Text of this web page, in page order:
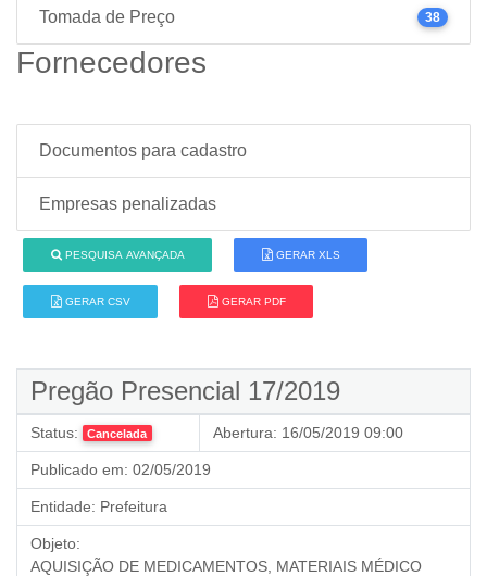
Tomada de Preço 38
Fornecedores
Documentos para cadastro
Empresas penalizadas
PESQUISA AVANÇADA GERAR XLS
GERAR CSV GERAR PDF
Pregão Presencial 17/2019
Status: Cancelada Abertura: 16/05/2019 09:00
Publicado em: 02/05/2019
Entidade: Prefeitura
Objeto:
AQUISIÇÃO DE MEDICAMENTOS, MATERIAIS MÉDICO